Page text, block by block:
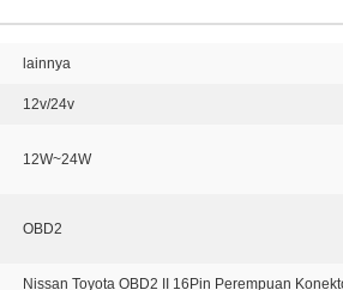
lainnya
12v/24v
12W~24W
OBD2
Nissan Toyota OBD2 II 16Pin Perempuan